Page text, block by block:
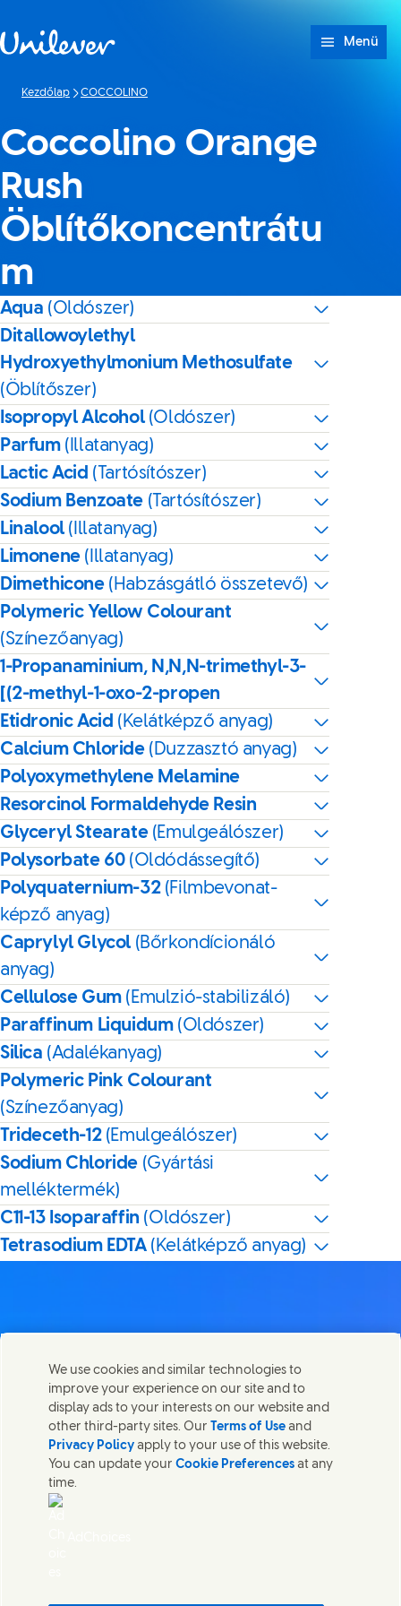
Menü
Kezdőlap COCCOLINO
Coccolino Orange
Rush
Öblítőkoncentrátu
m
Aqua (Oldószer)
Ditallowoylethyl
Hydroxyethylmonium Methosulfate
(Öblítőszer)
Isopropyl Alcohol(Oldószer)
Parfum (Illatanyag)
Lactic Acid (Tartósítószer)
Sodium Benzoate (Tartósítószer)
Linalool(Illatanyag)
Limonene (Illatanyag)
Dimethicone (Habzásgátló összetevő)
Polymeric Yellow Colourant
(Színezőanyag)
1-Propanaminium, N,N,N-trimethyl-3-
[(2-methyl-1-oxo-2-propen
Etidronic Acid (Kelátképző anyag)
Calcium Chloride (Duzzasztó anyag)
Polyoxymethylene Melamine
Resorcinol Formaldehyde Resin
Glyceryl Stearate (Emulgeálószer)
Polysorbate 60 (Oldódássegítő)
Polyquaternium-32 (Filmbevonat-
képző anyag)
Caprylyl Glycol (Bőrkondícionáló
anyag)
Cellulose Gum (Emulzió-stabilizáló)
Paraffinum Liquidum (Oldószer)
Silica (Adalékanyag)
Polymeric Pink Colourant
(Színezőanyag)
Trideceth-12 (Emulgeálószer)
Sodium Chloride (Gyártási
melléktermék)
C11-13 Isoparaffin (Oldószer)
Tetrasodium EDTA (Kelátképző anyag)
Megosztom ezt az oldalt
Share this page on Facebook
Share this page on X
Share this page on
Share this page
Lépj velünk kapcsolatba
Lépjen kapcsolatba az Unileverrel és a szakértői
csapatokkal, illetve tekintse meg az Unilever
elérhetőségeit szerte a világban.
Lépj velünk kapcsolatba
We use cookies and similar technologies to
improve your experience on our site and to
display ads to your interests on our website and
other third-party sites. Our Terms of Use and
Privacy Policy apply to your use of this website.
You can update yourCookie Preferences at any
time.